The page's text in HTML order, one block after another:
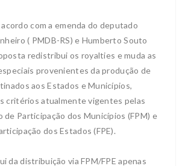
acordo com a emenda do deputado
( PMDB-RS) e Humberto Souto
redistribui os royalties e muda as
provenientes da produção de
aos Estados e Municípios,
critérios atualmente vigentes pelas
de Participação dos Municípios (FPM) e
dos Estados (FPE).
da distribuição via FPM/FPE apenas